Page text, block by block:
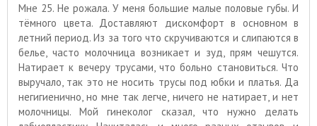
Мне 25. Не рожала. У меня большие малые половые губы. И
тёмного цвета. Доставляют дискомфорт в основном в
летний период. Из за того что скручиваются и слипаются в
белье, часто молочница возникает и зуд, прям чешутся.
Натирает к вечеру трусами, что больно становиться. Что
выручало, так это не носить трусы под юбки и платья. Да
негигиенично, но мне так легче, ничего не натирает, и нет
молочницы. Мой гинеколог сказал, что нужно делать